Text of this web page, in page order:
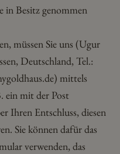
in Besitz genommen
müssen Sie uns (Ugur
Deutschland, Tel.:
mittels
ein mit der Post
Ihren Entschluss, diesen
Sie können dafür das
verwenden, das